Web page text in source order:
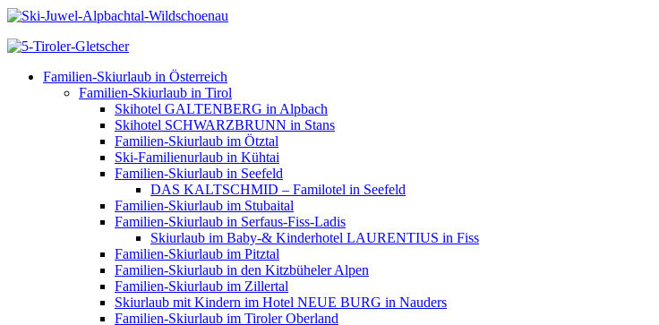
Familien-Skiurlaub in Österreich
Familien-Skiurlaub in Tirol
Skihotel GALTENBERG in Alpbach
Skihotel SCHWARZBRUNN in Stans
Familien-Skiurlaub im Ötztal
Ski-Familienurlaub in Kühtai
Familien-Skiurlaub in Seefeld
DAS KALTSCHMID – Familotel in Seefeld
Familien-Skiurlaub im Stubaital
Familien-Skiurlaub in Serfaus-Fiss-Ladis
Skiurlaub im Baby-& Kinderhotel LAURENTIUS in Fiss
Familien-Skiurlaub im Pitztal
Familien-Skiurlaub in den Kitzbüheler Alpen
Familien-Skiurlaub im Zillertal
Skiurlaub mit Kindern im Hotel NEUE BURG in Nauders
Familien-Skiurlaub im Tiroler Oberland